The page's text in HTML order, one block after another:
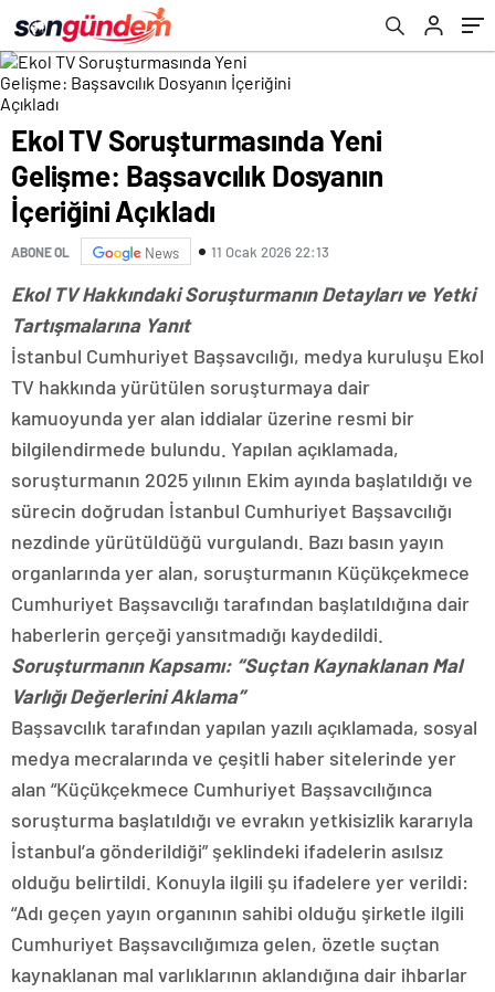
Ekol TV Soruşturmasında Yeni
Gelişme: Başsavcılık Dosyanın
İçeriğini Açıkladı
ABONE OL News 11 Ocak 2026 22:13
Ekol TV Hakkındaki Soruşturmanın Detayları ve Yetki
Tartışmalarına Yanıt
İstanbul Cumhuriyet Başsavcılığı, medya kuruluşu Ekol
TV hakkında yürütülen soruşturmaya dair
kamuoyunda yer alan iddialar üzerine resmi bir
bilgilendirmede bulundu. Yapılan açıklamada,
soruşturmanın 2025 yılının Ekim ayında başlatıldığı ve
sürecin doğrudan İstanbul Cumhuriyet Başsavcılığı
nezdinde yürütüldüğü vurgulandı. Bazı basın yayın
organlarında yer alan, soruşturmanın Küçükçekmece
Cumhuriyet Başsavcılığı tarafından başlatıldığına dair
haberlerin gerçeği yansıtmadığı kaydedildi.
Soruşturmanın Kapsamı: “Suçtan Kaynaklanan Mal
Varlığı Değerlerini Aklama”
Başsavcılık tarafından yapılan yazılı açıklamada, sosyal
medya mecralarında ve çeşitli haber sitelerinde yer
alan “Küçükçekmece Cumhuriyet Başsavcılığınca
soruşturma başlatıldığı ve evrakın yetkisizlik kararıyla
İstanbul’a gönderildiği” şeklindeki ifadelerin asılsız
olduğu belirtildi. Konuyla ilgili şu ifadelere yer verildi:
“Adı geçen yayın organının sahibi olduğu şirketle ilgili
Cumhuriyet Başsavcılığımıza gelen, özetle suçtan
kaynaklanan mal varlıklarının aklandığına dair ihbarlar